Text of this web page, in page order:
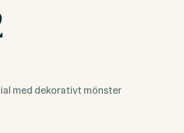
med dekorativt mönster